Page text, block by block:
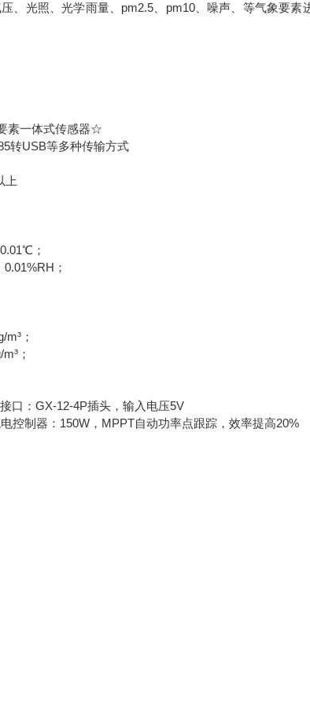
光照、光学雨量、pm2.5、pm10、噪声、等气象要素
素一体式传感器☆
转USB等多种传输方式
上
；
；
；
；
口：GX-12-4P插头，输入电压5V
制器：150W，MPPT自动功率点跟踪，效率提高20%